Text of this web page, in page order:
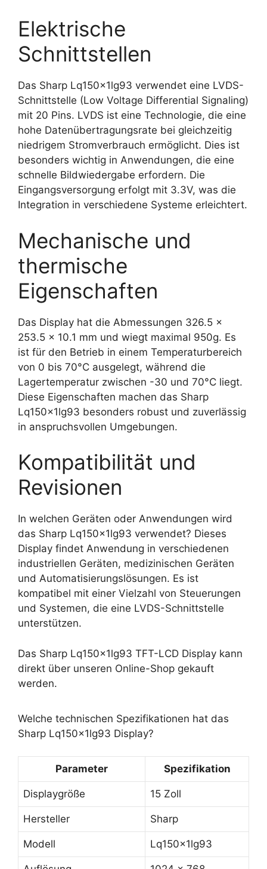
Elektrische
Schnittstellen
Das Sharp Lq150x1lg93 verwendet eine LVDS-
Schnittstelle (Low Voltage Differential Signaling)
mit 20 Pins. LVDS ist eine Technologie, die eine
hohe Datenübertragungsrate bei gleichzeitig
niedrigem Stromverbrauch ermöglicht. Dies ist
besonders wichtig in Anwendungen, die eine
schnelle Bildwiedergabe erfordern. Die
Eingangsversorgung erfolgt mit 3.3V, was die
Integration in verschiedene Systeme erleichtert.
Mechanische und
thermische
Eigenschaften
Das Display hat die Abmessungen 326.5 x
253.5 x 10.1 mm und wiegt maximal 950g. Es
ist für den Betrieb in einem Temperaturbereich
von 0 bis 70°C ausgelegt, während die
Lagertemperatur zwischen -30 und 70°C liegt.
Diese Eigenschaften machen das Sharp
Lq150x1lg93 besonders robust und zuverlässig
in anspruchsvollen Umgebungen.
Kompatibilität und
Revisionen
In welchen Geräten oder Anwendungen wird
das Sharp Lq150x1lg93 verwendet? Dieses
Display findet Anwendung in verschiedenen
industriellen Geräten, medizinischen Geräten
und Automatisierungslösungen. Es ist
kompatibel mit einer Vielzahl von Steuerungen
und Systemen, die eine LVDS-Schnittstelle
unterstützen.
Das Sharp Lq150x1lg93 TFT-LCD Display kann
direkt über unseren Online-Shop gekauft
werden.
Welche technischen Spezifikationen hat das
Sharp Lq150x1lg93 Display?
Parameter Spezifikation
Displaygröße 15 Zoll
Hersteller Sharp
Modell Lq150x1lg93